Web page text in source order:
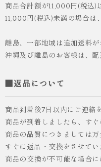
商品合計額が11,000円(税込)
11,000円(税込)未満の場合
離島、一部地域は追加送料が
沖縄及び離島のお客様は、
■返品について
商品到着後7日以内にご連絡
商品が到着しましたら、す
商品の品質につきましては
すぐに返品・交換をさせて
商品の交換が不可能な場合